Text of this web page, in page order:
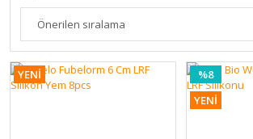
YENİ
%8
YENİ